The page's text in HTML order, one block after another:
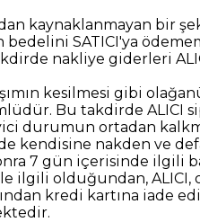
kaynaklanmayan bir
SATICI'ya
nakliye giderleri
kesilmesi gibi
Bu takdirde ALICI
durumun ortadan
nakden ve
7 gün içerisinde ilgili
ilgili olduğundan, ALICI,
kredi kartına iade